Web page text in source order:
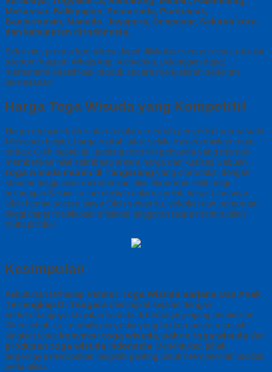
Makassar, Balikpapan, Samarinda, Pontianak,
Banjarmasin, Manado, Jayapura, Denpasar, Seluruh kota
dan kabupaten di Indonesia.
Selain itu, proses konsultasi dapat dilakukan secara cepat melalui
telepon maupun WhatsApp. Akibatnya, pelanggan dapat
memahami spesifikasi produk secara menyeluruh sebelum
pemesanan
Harga Toga Wisuda yang Kompetitif
Harga menjadi faktor utama dalam memilih penyedia toga wisuda
Meskipun begitu, harga murah tidak selalu mencerminkan mutu
terbaik Oleh sebab itu, penting memilih penyedia yang mampu
memberikan nilai seimbang antara harga dan kualitas Sebuah
toga wisuda murah di Tangerang yang diproduksi dengan
standar tinggi akan memberikan nilai ekonomis lebih bagi
pelanggan Selain itu, pembelian dalam jumlah besar biasanya
lebih hemat secara biaya Oleh sebab itu, sekolah dan perguruan
tinggi dapat melakukan efisiensi anggaran tanpa menurunkan
mutu produk
Kesimpulan
Kebutuhan terhadap Vendor Toga Wisuda Sarjana Dan Anak
Terlengkap Di Tangera meningkat sejalan dengan
berkembangnya kegiatan wisuda di berbagai jenjang pendidikan
Oleh sebab itu, memilih penyedia yang berkompeten menjadi
langkah tepat konveksi toga wisuda, pabrik toga wisuda dan
produsen toga wisuda Indonesia Menentukan pihak
terpercaya merupakan langkah penting untuk memperoleh produk
berkualitas